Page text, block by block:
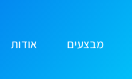
מבצעים אודות